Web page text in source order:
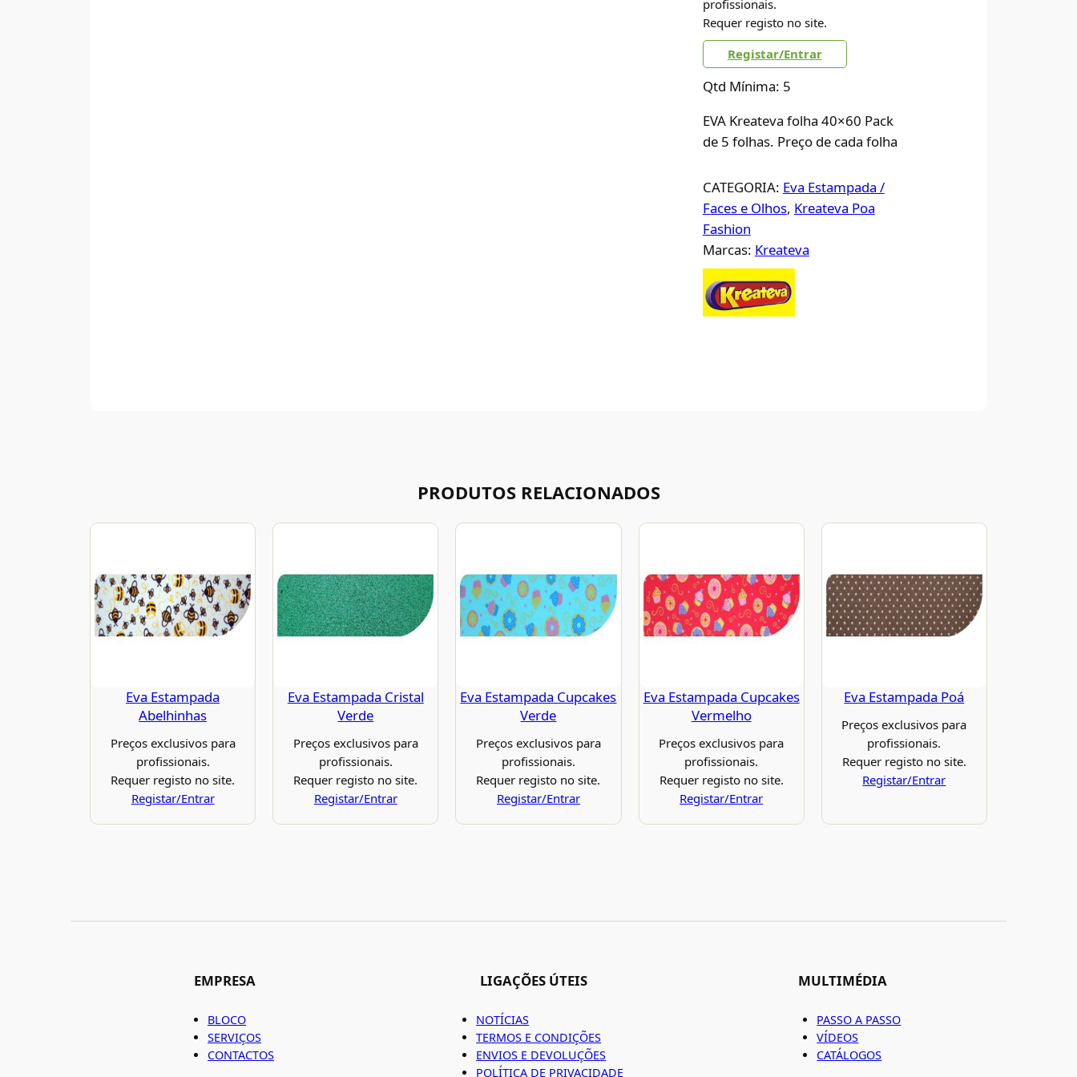
profissionais.
Requer registo no site.
Registar/Entrar
Qtd Mínima: 5
EVA Kreateva folha 40×60 Pack
de 5 folhas. Preço de cada folha
CATEGORIA: Eva Estampada /
Faces e Olhos, Kreateva Poa
Fashion
Marcas: Kreateva
PRODUTOS RELACIONADOS
Eva Estampada
Abelhinhas
Preços exclusivos para
profissionais.
Requer registo no site.
Registar/Entrar
Eva Estampada Cristal
Verde
Preços exclusivos para
profissionais.
Requer registo no site.
Registar/Entrar
Eva Estampada Cupcakes
Verde
Preços exclusivos para
profissionais.
Requer registo no site.
Registar/Entrar
Eva Estampada Cupcakes
Vermelho
Preços exclusivos para
profissionais.
Requer registo no site.
Registar/Entrar
Eva Estampada Poá
Preços exclusivos para
profissionais.
Requer registo no site.
Registar/Entrar
EMPRESA
BLOCO
SERVIÇOS
CONTACTOS
LIGAÇÕES ÚTEIS
NOTÍCIAS
TERMOS E CONDIÇÕES
ENVIOS E DEVOLUÇÕES
POLÍTICA DE PRIVACIDADE
MULTIMÉDIA
PASSO A PASSO
VÍDEOS
CATÁLOGOS